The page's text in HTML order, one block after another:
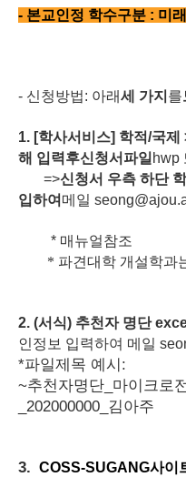
- 본교인정 학수구분 : 미
- 신청방법: 아래세 가지 를
1. [학사서비스] 학적/국제
해 입력후신청서파일 hwp
=>신청서 우측 하단
입하여 메일
* 매뉴얼참조
* 파견대학 개설학과
2. (서식) 추천자 명단
인정보 입력하여 메일
*파일제목 예시 :
~추천자명단 마이크로
_202000000_ 김아주
3. COSS-SUGANG사이